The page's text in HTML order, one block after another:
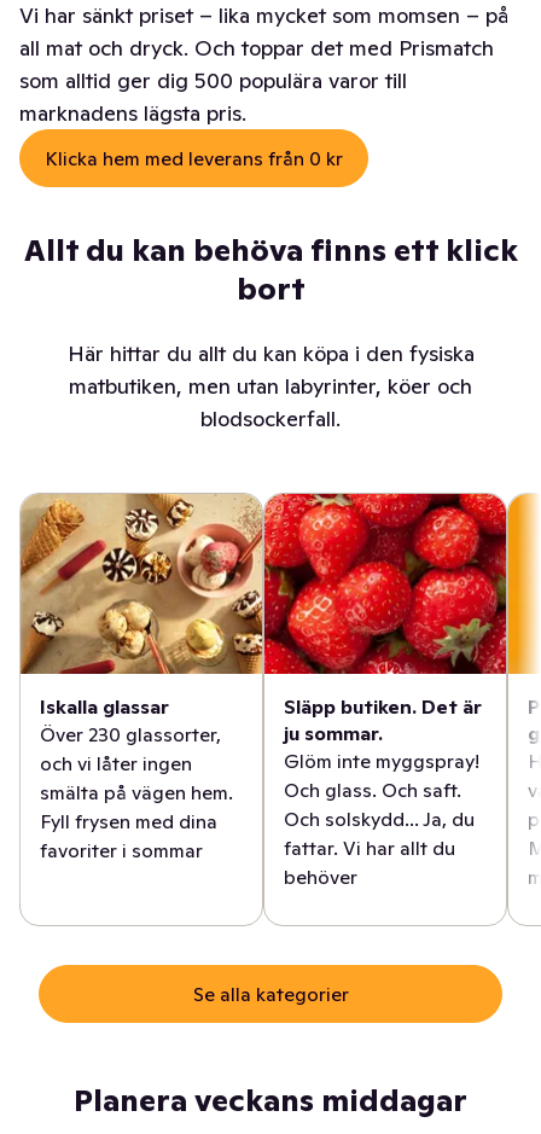
Vi har sänkt priset – lika mycket som momsen – på
all mat och dryck. Och toppar det med Prismatch
som alltid ger dig 500 populära varor till
marknadens lägsta pris.
Klicka hem med leverans från 0 kr
Allt du kan behöva finns ett klick
bort
Här hittar du allt du kan köpa i den fysiska
matbutiken, men utan labyrinter, köer och
blodsockerfall.
Iskalla glassar
Över 230 glassorter,
och vi låter ingen
smälta på vägen hem.
Fyll frysen med dina
favoriter i sommar
Släpp butiken. Det är
ju sommar.
Glöm inte myggspray!
Och glass. Och saft.
Och solskydd... Ja, du
fattar. Vi har allt du
behöver
Se alla kategorier
Planera veckans middagar